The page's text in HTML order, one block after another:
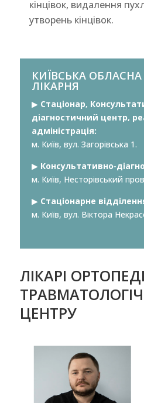
кінцівок, видалення
утворень кінцівок.
КИЇВСЬКА ОБЛАСНА
ЛІКАРНЯ
▶︎Стаціонар,
діагностичний центр,
адміністрація:
м. Київ, вул. Загорівська 1.
▶︎ Консультативно-
м. Київ, Несторівський
▶︎ Стаціонарне
м. Київ, вул. Віктора
ЛІКАРІ
ЦЕНТРУ